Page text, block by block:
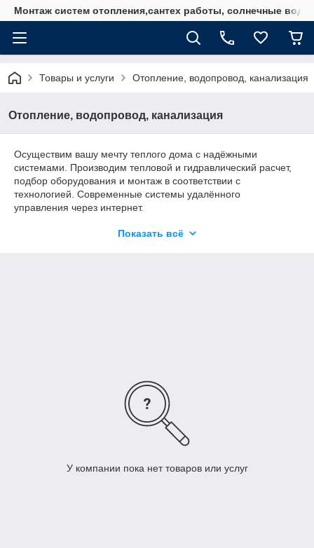
Монтаж систем отопления,сантех работы, солнечные
Товары и услуги Отопление, водопровод, канализация
Отопление, водопровод, канализация
Осуществим вашу мечту теплого дома с надёжными
системами. Производим тепловой и гидравлический расчет,
подбор оборудования и монтаж в соответствии с
технологией. Современные системы удалённого
управления через интернет.
(Германия, Италия, Китай)
Гарантия на оборудование и работы (до двух лет)
Показать всё
У компании пока нет товаров или услуг